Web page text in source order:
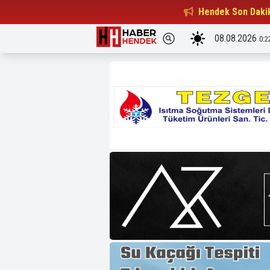
Hendek Son
Beşiktaşlılar Derneği Başkanı...
08.08.2026